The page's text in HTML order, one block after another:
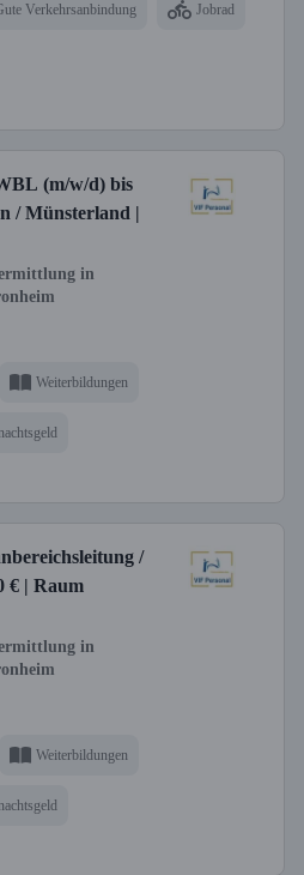
Verkehrsanbindung Jobrad
(m/w/d) bis
/ Münsterland |
in
Weiterbildungen
/
€ | Raum
in
Weiterbildungen